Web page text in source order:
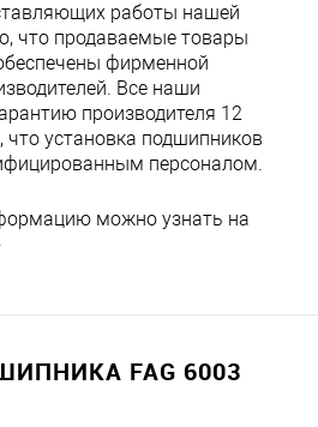
работы нашей
что продаваемые товары
фирменной
Все наши
производителя 12
что установка подшипников
персоналом.
можно узнать на
FAG 6003